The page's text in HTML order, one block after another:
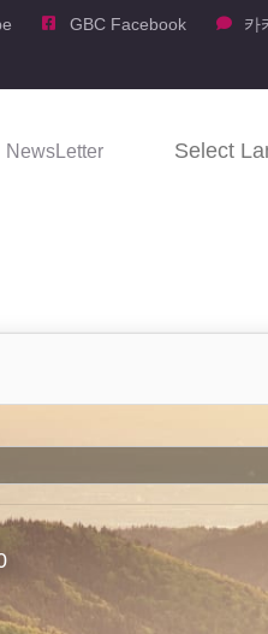
GBC Facebook 카
NewsLetter Select